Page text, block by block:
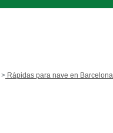
Rápidas para nave en Barcelona